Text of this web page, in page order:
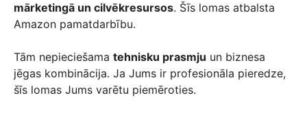
mārketingā un cilvēkresursos. Šīs lomas atbalsta
Amazon pamatdarbību.
Tām nepieciešama tehnisku prasmju un biznesa
jēgas kombinācija. Ja Jums ir profesionāla pieredze,
šīs lomas Jums varētu piemēroties.